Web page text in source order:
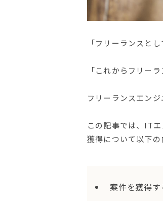
「フリーランスと
「これからフリー
フリーランスエン
この記事では、IT
獲得について以下の
案件を獲得